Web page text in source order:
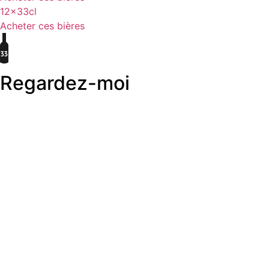
12x33cl
Acheter ces bières
Regardez-moi